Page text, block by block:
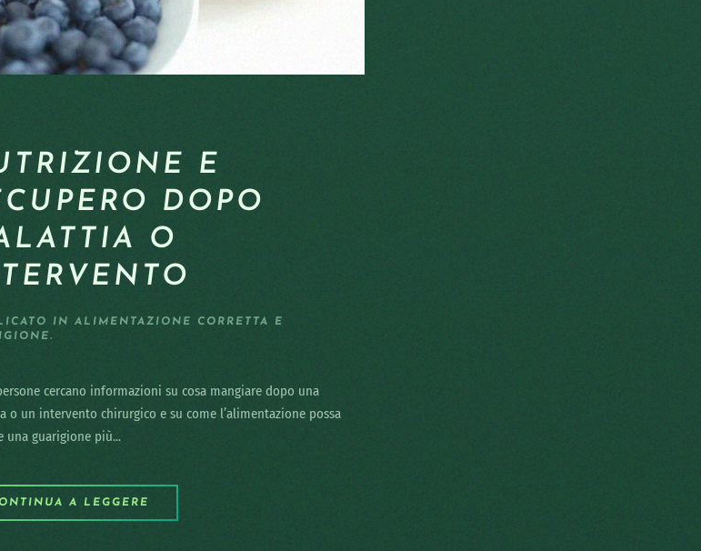
E
DOPO
O
IN ALIMENTAZIONE CORRETTA E
.
cercano informazioni su cosa mangiare dopo una
o un intervento chirurgico e su come l’alimentazione possa
una guarigione più...
A LEGGERE